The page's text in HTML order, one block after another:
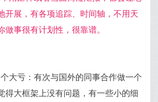
开展，有各项追踪、时间轴，不用天
做事很有计划性，很靠谱。
大亏：有次与国外的同事合作做一个
得大框架上没有问题，有一些小的细